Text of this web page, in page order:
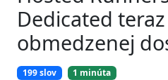
Dedicated
obmedzenej
199 slov 1 minúta